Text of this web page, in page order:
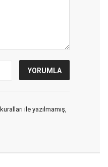
ile yazılmamış,